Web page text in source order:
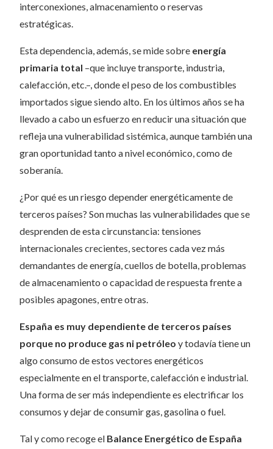
interconexiones, almacenamiento o reservas
estratégicas.
Esta dependencia, además, se mide sobre energía
primaria total –que incluye transporte, industria,
calefacción, etc.–, donde el peso de los combustibles
importados sigue siendo alto. En los últimos años se ha
llevado a cabo un esfuerzo en reducir una situación que
refleja una vulnerabilidad sistémica, aunque también una
gran oportunidad tanto a nivel económico, como de
soberanía.
¿Por qué es un riesgo depender energéticamente de
terceros países? Son muchas las vulnerabilidades que se
desprenden de esta circunstancia: tensiones
internacionales crecientes, sectores cada vez más
demandantes de energía, cuellos de botella, problemas
de almacenamiento o capacidad de respuesta frente a
posibles apagones, entre otras.
España es muy dependiente de terceros países
porque no produce gas ni petróleo y todavía tiene un
algo consumo de estos vectores energéticos
especialmente en el transporte, calefacción e industrial.
Una forma de ser más independiente es electrificar los
consumos y dejar de consumir gas, gasolina o fuel.
Tal y como recoge el Balance Energético de España